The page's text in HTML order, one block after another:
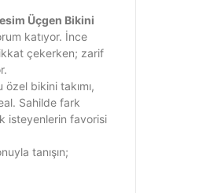
Üçgen Bikini
katıyor. İnce
çekerken; zarif
bikini takımı,
Sahilde fark
isteyenlerin favorisi
tanışın;